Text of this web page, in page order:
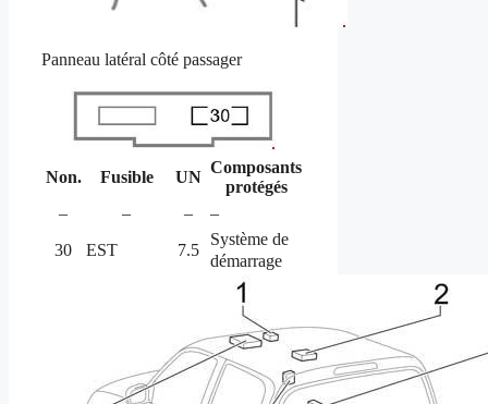
Panneau latéral côté passager
Non. Fusible UN
Composants
protégés
–
– –
–
30
EST 7.5
Système de
démarrage